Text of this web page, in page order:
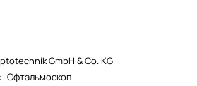
GmbH & Co. KG
: Офтальмоскоп